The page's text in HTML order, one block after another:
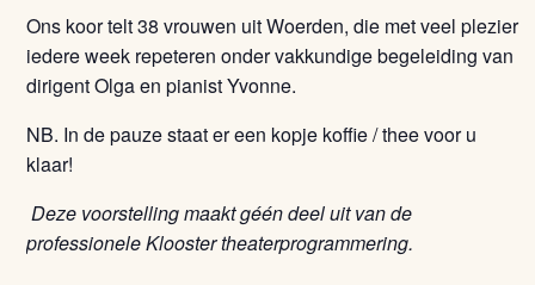
Ons koor telt 38 vrouwen uit Woerden, die met veel plezier
iedere week repeteren onder vakkundige begeleiding van
dirigent Olga en pianist Yvonne.
NB. In de pauze staat er een kopje koffie / thee voor u
klaar!
Deze voorstelling maakt géén deel uit van de
professionele Klooster theaterprogrammering.